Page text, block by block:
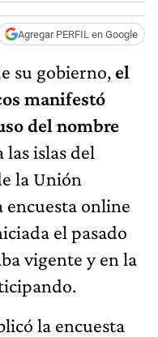
Agregar PERFIL en Google
su gobierno, el
manifestó
del nombre
las islas del
la Unión
encuesta online
el pasado
vigente y en la
la encuesta